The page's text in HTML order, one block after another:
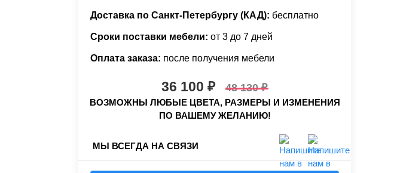
Доставка по Санкт-Петербургу (КАД): бесплатно
Сроки поставки мебели: от 3 до 7 дней
Оплата заказа: после получения мебели
36 100 48 130
ВОЗМОЖНЫ ЛЮБЫЕ ЦВЕТА, РАЗМЕРЫ И ИЗМЕНЕНИЯ
ПО ВАШЕМУ ЖЕЛАНИЮ!
МЫ ВСЕГДА НА СВЯЗИ